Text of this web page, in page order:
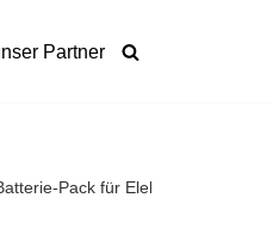
Partner
Pack für Elektro-Roller